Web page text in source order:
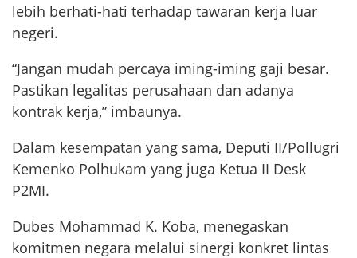
lebih berhati-hati terhadap tawaran kerja luar
negeri.
“Jangan mudah percaya iming-iming gaji besar.
Pastikan legalitas perusahaan dan adanya
kontrak kerja,” imbaunya.
Dalam kesempatan yang sama, Deputi II/Pollugri
Kemenko Polhukam yang juga Ketua II Desk
P2MI.
Dubes Mohammad K. Koba, menegaskan
komitmen negara melalui sinergi konkret lintas